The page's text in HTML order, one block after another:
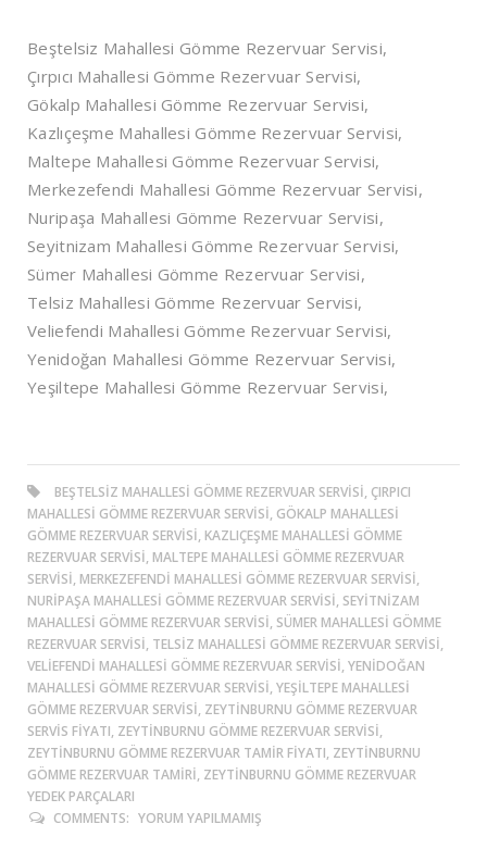
Beştelsiz Mahallesi Gömme Rezervuar Servisi,
Çırpıcı Mahallesi Gömme Rezervuar Servisi,
Gökalp Mahallesi Gömme Rezervuar Servisi,
Kazlıçeşme Mahallesi Gömme Rezervuar Servisi,
Maltepe Mahallesi Gömme Rezervuar Servisi,
Merkezefendi Mahallesi Gömme Rezervuar Servisi,
Nuripaşa Mahallesi Gömme Rezervuar Servisi,
Seyitnizam Mahallesi Gömme Rezervuar Servisi,
Sümer Mahallesi Gömme Rezervuar Servisi,
Telsiz Mahallesi Gömme Rezervuar Servisi,
Veliefendi Mahallesi Gömme Rezervuar Servisi,
Yenidoğan Mahallesi Gömme Rezervuar Servisi,
Yeşiltepe Mahallesi Gömme Rezervuar Servisi,
BEŞTELSIZ MAHALLESI GÖMME REZERVUAR SERVISI, ÇIRPICI
MAHALLESI GÖMME REZERVUAR SERVISI, GÖKALP MAHALLESI
GÖMME REZERVUAR SERVISI, KAZLIÇEŞME MAHALLESI GÖMME
REZERVUAR SERVISI, MALTEPE MAHALLESI GÖMME REZERVUAR
SERVISI, MERKEZEFENDI MAHALLESI GÖMME REZERVUAR SERVISI,
NURIPAŞA MAHALLESI GÖMME REZERVUAR SERVISI, SEYITNIZAM
MAHALLESI GÖMME REZERVUAR SERVISI, SÜMER MAHALLESI GÖMME
REZERVUAR SERVISI, TELSIZ MAHALLESI GÖMME REZERVUAR SERVISI,
VELIEFENDI MAHALLESI GÖMME REZERVUAR SERVISI, YENIDOĞAN
MAHALLESI GÖMME REZERVUAR SERVISI, YEŞILTEPE MAHALLESI
GÖMME REZERVUAR SERVISI, ZEYTINBURNU GÖMME REZERVUAR
SERVIS FIYATI, ZEYTINBURNU GÖMME REZERVUAR SERVISI,
ZEYTINBURNU GÖMME REZERVUAR TAMIR FIYATI, ZEYTINBURNU
GÖMME REZERVUAR TAMIRI, ZEYTINBURNU GÖMME REZERVUAR
YEDEK PARÇALARI
COMMENTS: YORUM YAPILMAMIŞ